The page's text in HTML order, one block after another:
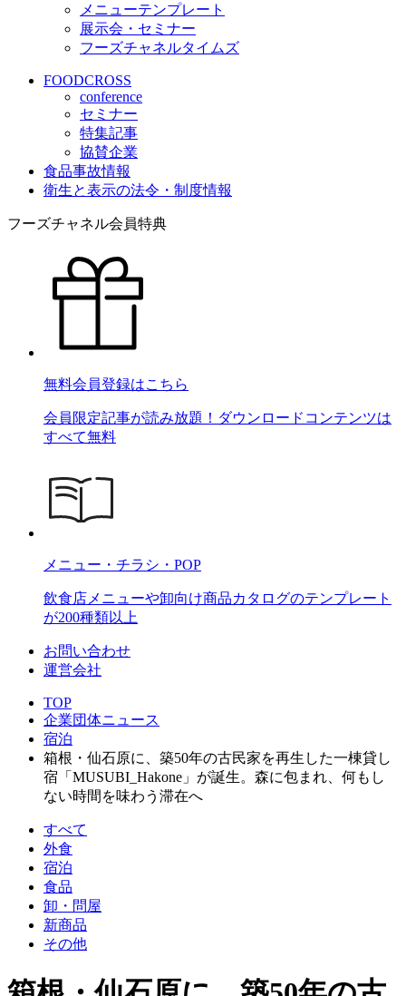
メニューテンプレート
展示会・セミナー
フーズチャネルタイムズ
FOODCROSS
conference
セミナー
特集記事
協賛企業
食品事故情報
衛生と表示の法令・制度情報
フーズチャネル会員特典
無料会員登録はこちら
会員限定記事が読み放題！ダウンロードコンテンツは
すべて無料
メニュー・チラシ・POP
飲食店メニューや卸向け商品カタログのテンプレート
が200種類以上
お問い合わせ
運営会社
TOP
企業団体ニュース
宿泊
箱根・仙石原に、築50年の古民家を再生した一棟貸し
宿「MUSUBI_Hakone」が誕生。森に包まれ、何もし
ない時間を味わう滞在へ
すべて
外食
宿泊
食品
卸・問屋
新商品
その他